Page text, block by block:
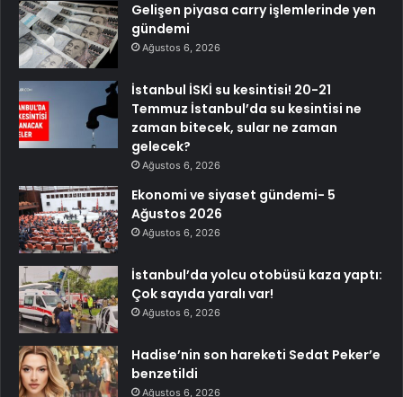
Gelişen piyasa carry işlemlerinde yen
gündemi
Ağustos 6, 2026
İstanbul İSKİ su kesintisi! 20-21
Temmuz İstanbul’da su kesintisi ne
zaman bitecek, sular ne zaman
gelecek?
Ağustos 6, 2026
Ekonomi ve siyaset gündemi- 5
Ağustos 2026
Ağustos 6, 2026
İstanbul’da yolcu otobüsü kaza yaptı:
Çok sayıda yaralı var!
Ağustos 6, 2026
Hadise’nin son hareketi Sedat Peker’e
benzetildi
Ağustos 6, 2026